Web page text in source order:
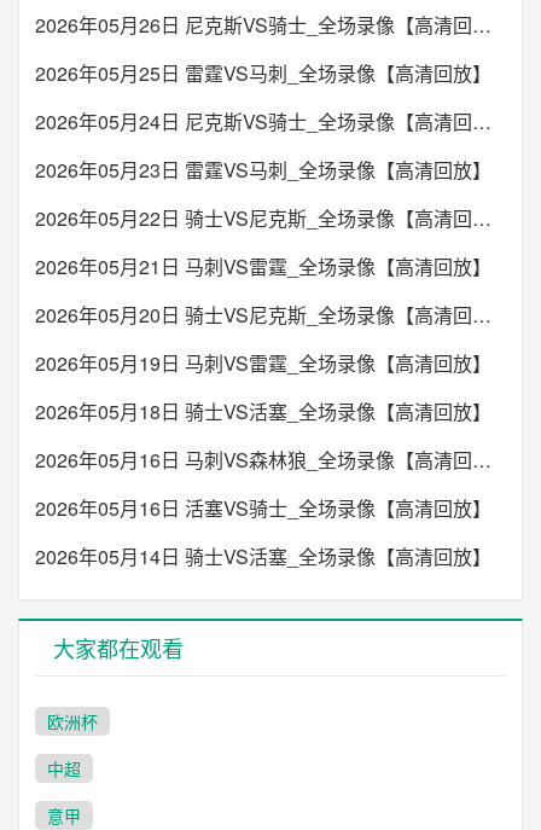
2026年05月26日 尼克斯VS骑士_全场录像【高清回放】
2026年05月25日 雷霆VS马刺_全场录像【高清回放】
2026年05月24日 尼克斯VS骑士_全场录像【高清回放】
2026年05月23日 雷霆VS马刺_全场录像【高清回放】
2026年05月22日 骑士VS尼克斯_全场录像【高清回放】
2026年05月21日 马刺VS雷霆_全场录像【高清回放】
2026年05月20日 骑士VS尼克斯_全场录像【高清回放】
2026年05月19日 马刺VS雷霆_全场录像【高清回放】
2026年05月18日 骑士VS活塞_全场录像【高清回放】
2026年05月16日 马刺VS森林狼_全场录像【高清回放】
2026年05月16日 活塞VS骑士_全场录像【高清回放】
2026年05月14日 骑士VS活塞_全场录像【高清回放】
大家都在观看
欧洲杯
中超
意甲